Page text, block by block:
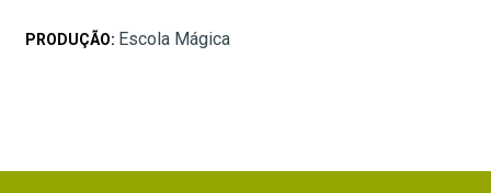
PRODUÇÃO: Escola Mágica